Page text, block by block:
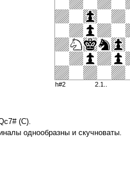
h#2 2.1..
(C).
однообразны и скучноваты.